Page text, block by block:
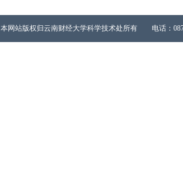
本网站版权归云南财经大学科学技术处所有 电话：